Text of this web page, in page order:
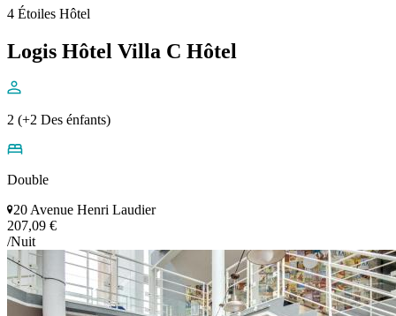
4 Étoiles Hôtel
Logis Hôtel Villa C Hôtel
2 (+2 Des énfants)
Double
20 Avenue Henri Laudier
207,09 €
/Nuit